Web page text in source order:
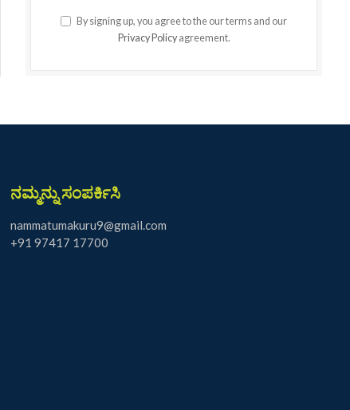
By signing up, you agree to the our terms and our
Privacy Policyagreement.
ನಮ್ಮನ್ನು ಸಂಪರ್ಕಿಸಿ
nammatumakuru9@gmail.com
+91 97417 17700